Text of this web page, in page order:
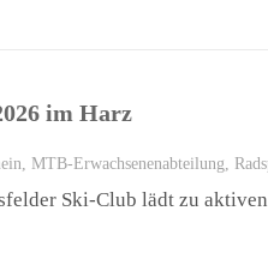
im Harz
, MTB-Erwachsenenabteilung,
Ski-Club lädt zu